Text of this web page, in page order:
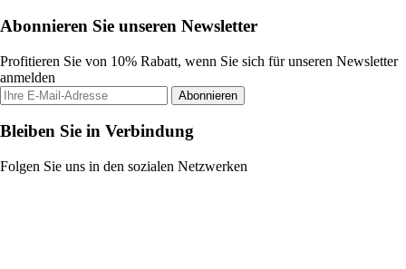
Abonnieren Sie unseren Newsletter
Profitieren Sie von 10% Rabatt, wenn Sie sich für unseren Newsletter
anmelden
Abonnieren
Bleiben Sie in Verbindung
Folgen Sie uns in den sozialen Netzwerken